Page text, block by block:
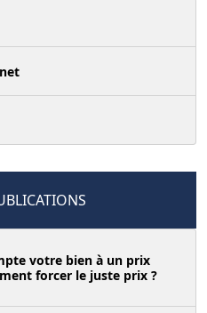
votre bien à un prix
forcer le juste prix ?